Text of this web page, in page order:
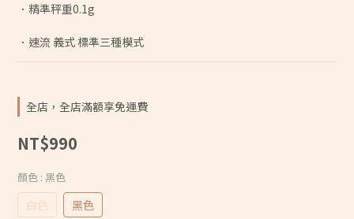
．精準秤重0.1g
．速流 義式 標準三種模式
全店，全店滿額享免運費
NT$990
顏色 : 黑色
白色 黑色